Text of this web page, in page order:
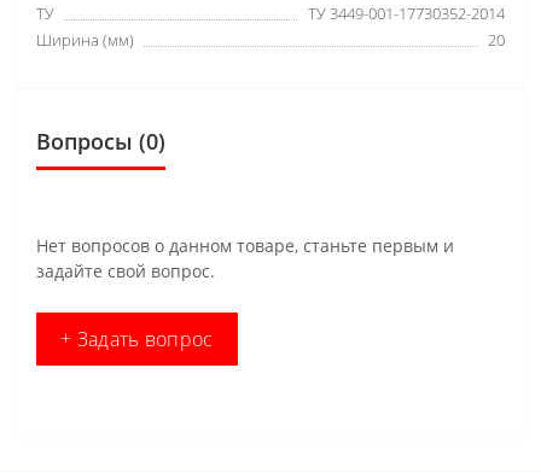
ТУ
ТУ 3449-001-17730352-2014
Ширина (мм)
20
Вопросы (0)
Нет вопросов о данном товаре, станьте первым и
задайте свой вопрос.
+ Задать вопрос